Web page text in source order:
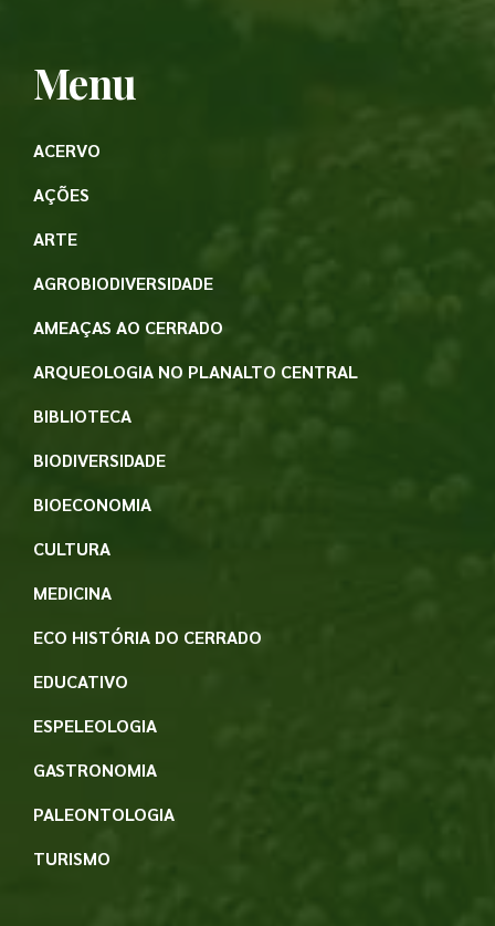
Menu
ACERVO
AÇÕES
ARTE
AGROBIODIVERSIDADE
AMEAÇAS AO CERRADO
ARQUEOLOGIA NO PLANALTO CENTRAL
BIBLIOTECA
BIODIVERSIDADE
BIOECONOMIA
CULTURA
MEDICINA
ECO HISTÓRIA DO CERRADO
EDUCATIVO
ESPELEOLOGIA
GASTRONOMIA
PALEONTOLOGIA
TURISMO